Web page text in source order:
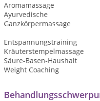
Aromamassage
Ayurvedische
Ganzkörpermassage
Entspannungstraining
Kräuterstempelmassage
Säure-Basen-Haushalt
Weight Coaching